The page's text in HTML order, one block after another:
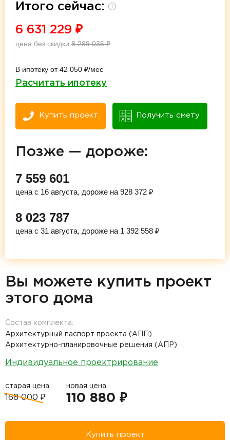
Итого сейчас: i
6 631 229 ₽
цена без скидки 8 289 036₽
В ипотеку от 42 050 ₽/мес
Расчитать ипотеку
Купить проект Получить смету
Позже — дороже:
7 559 601
цена с 16 августа, дороже на 928 372 ₽
8 023 787
цена с 31 августа, дороже на 1 392 558 ₽
Вы можете купить проект
этого дома
Состав комплекта:
Архитектурный паспорт проекта (АПП)
Архитектурно-планировочные решения (АПР)
Индивидуальное проектрирование
старая цена
168 000 ₽
новая цена
110 880 ₽
Купить проект